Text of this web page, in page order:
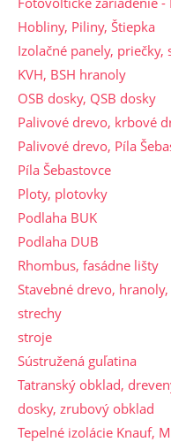
Hobliny, Piliny, Štiepka
Izolačné panely,
KVH, BSH hranoly
OSB dosky, QSB dosky
Palivové drevo, krbové
Palivové drevo, Píla
Píla Šebastovce
Ploty, plotovky
Podlaha BUK
Podlaha DUB
Rhombus, fasádne lišty
Stavebné drevo,
strechy
stroje
Sústružená guľatina
Tatranský obklad,
dosky, zrubový obklad
Tepelné izolácie Knauf,